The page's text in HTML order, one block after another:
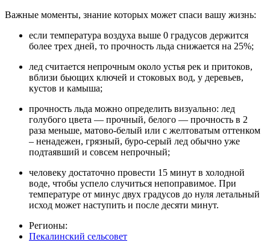
Важные моменты, знание которых может спаси вашу жизнь:
если температура воздуха выше 0 градусов держится
более трех дней, то прочность льда снижается на 25%;
лед считается непрочным около устья рек и притоков,
вблизи бьющих ключей и стоковых вод, у деревьев,
кустов и камыша;
прочность льда можно определить визуально: лед
голубого цвета — прочный, белого — прочность в 2
раза меньше, матово-белый или с желтоватым оттенком
– ненадежен, грязный, буро-серый лед обычно уже
подтаявший и совсем непрочный;
человеку достаточно провести 15 минут в холодной
воде, чтобы успело случиться непоправимое. При
температуре от минус двух градусов до нуля летальный
исход может наступить и после десяти минут.
Регионы:
Пекалинский сельсовет